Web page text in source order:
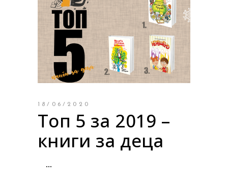
18/06/2020
Топ 5 за 2019 –
книги за деца